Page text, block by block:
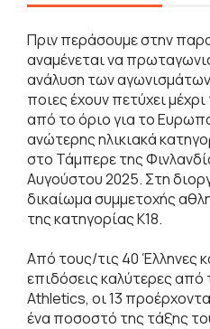
Πριν περάσουμε στην
αναμένεται να
ανάλυση των
ποιες έχουν πετύχει
από το όριο για το
ανώτερης ηλικιακά
στο Τάμπερε της
Αυγούστου 2025. Στη
δικαίωμα συμμετοχής
της κατηγορίας Κ18.
Από τους/τις 40 Έλληνες
επιδόσεις καλύτερες από
Athletics, οι 13
ένα ποσοστό της τάξης